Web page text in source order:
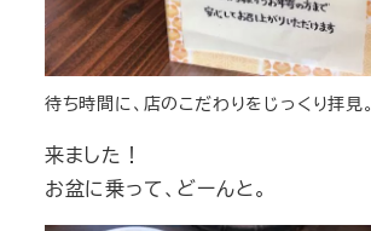
待ち時間に、店のこだわりをじっくり拝見。
来ました！
お盆に乗って、どーんと。